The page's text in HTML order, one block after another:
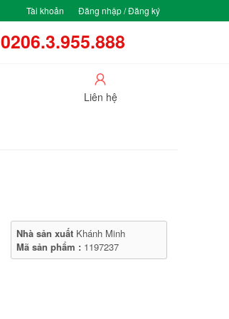
Tài khoản Đăng nhập / Đăng ký
0206.3.955.888
Liên hệ
Nhà sản xuất Khánh Minh
Mã sản phẩm : 1197237